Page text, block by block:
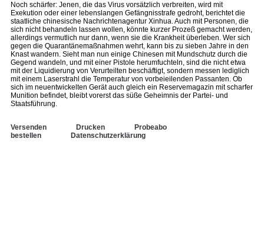
Noch schärfer: Jenen, die das Virus vorsätzlich verbreiten, wird mit
Exekution oder einer lebenslangen Gefängnisstrafe gedroht, berichtet die
staatliche chinesische Nachrichtenagentur Xinhua. Auch mit Personen, die
sich nicht behandeln lassen wollen, könnte kurzer Prozeß gemacht werden,
allerdings vermutlich nur dann, wenn sie die Krankheit überleben. Wer sich
gegen die Quarantänemaßnahmen wehrt, kann bis zu sieben Jahre in den
Knast wandern. Sieht man nun einige Chinesen mit Mundschutz durch die
Gegend wandeln, und mit einer Pistole herumfuchteln, sind die nicht etwa
mit der Liquidierung von Verurteilten beschäftigt, sondern messen lediglich
mit einem Laserstrahl die Temperatur von vorbeieilenden Passanten. Ob
sich im neuentwickelten Gerät auch gleich ein Reservemagazin mit scharfer
Munition befindet, bleibt vorerst das süße Geheimnis der Partei- und
Staatsführung.
Versenden Drucken
Probeabo
bestellen
Datenschutzerklärung